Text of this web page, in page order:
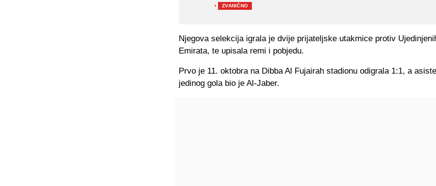
·
ZVANIČNO
Njegova selekcija igrala je dvije prijateljske utakmice protiv
Emirata, te upisala remi i pobjedu.
Prvo je 11. oktobra na Dibba Al Fujairah stadionu odigrala 1:1, a
jedinog gola bio je Al-Jaber.